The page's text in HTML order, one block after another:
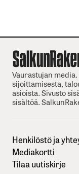
Vaurastujan
sijoittamisesta,
asioista. Sivusto
sisältöä.
Henkilöstö ja
Mediakortti
Tilaa uutiskirje